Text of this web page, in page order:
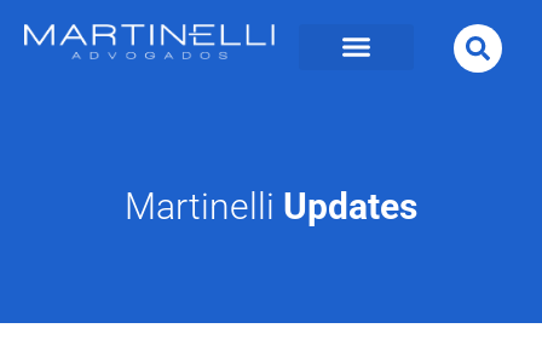
Martinelli Updates